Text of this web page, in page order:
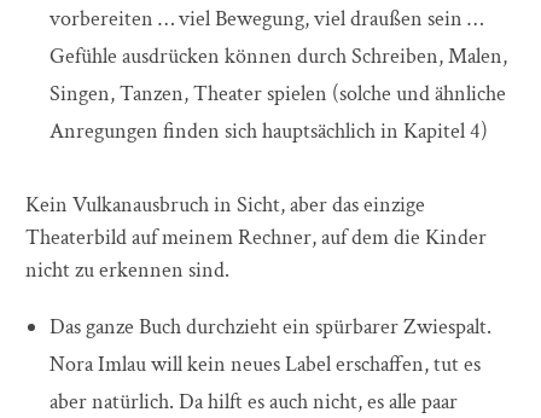
vorbereiten … viel Bewegung, viel draußen sein …
Gefühle ausdrücken können durch Schreiben, Malen,
Singen, Tanzen, Theater spielen (solche und ähnliche
Anregungen finden sich hauptsächlich in Kapitel 4)
Kein Vulkanausbruch in Sicht, aber das einzige
Theaterbild auf meinem Rechner, auf dem die Kinder
nicht zu erkennen sind.
Das ganze Buch durchzieht ein spürbarer Zwiespalt.
Nora Imlau will kein neues Label erschaffen, tut es
aber natürlich. Da hilft es auch nicht, es alle paar